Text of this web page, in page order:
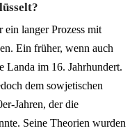
langer Prozess mit
Ein früher, wenn auch
Landa im 16. Jahrhundert.
dem sowjetischen
Jahren, der die
Seine Theorien wurden